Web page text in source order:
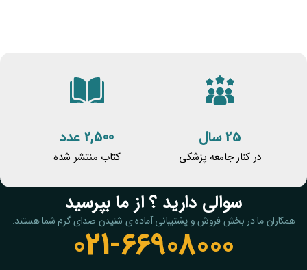
25 سال
در کنار جامعه پزشکی
2,500 عدد
کتاب منتشر شده
سوالی دارید ؟ از ما بپرسید
همکاران ما در بخش فروش و پشتیبانی آماده ی شنیدن صدای گرم شما هستند.
021-66908000